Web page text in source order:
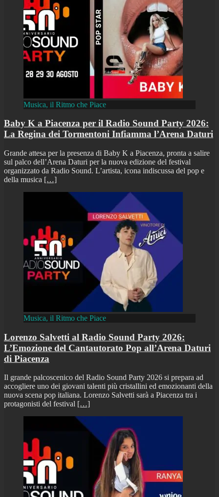
Musica, il Ritmo che Piace
Baby K a Piacenza per il Radio Sound Party 2026:
La Regina dei Tormentoni Infiamma l’Arena Daturi
Grande attesa per la presenza di Baby K a Piacenza, pronta a salire
sul palco dell’Arena Daturi per la nuova edizione del festival
organizzato da Radio Sound. L’artista, icona indiscussa del pop e
della musica […]
Musica, il Ritmo che Piace
Lorenzo Salvetti al Radio Sound Party 2026:
L’Emozione del Cantautorato Pop all’Arena Daturi
di Piacenza
Il grande palcoscenico del Radio Sound Party 2026 si prepara ad
accogliere uno dei giovani talenti più cristallini ed emozionanti della
nuova scena pop italiana. Lorenzo Salvetti sarà a Piacenza tra i
protagonisti del festival […]